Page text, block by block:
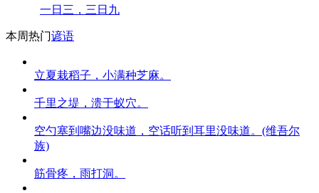
一日三，三日九
本周热门谚语
立夏栽稻子，小满种芝麻。
千里之堤，溃于蚁穴。
空勺塞到嘴边没味道，空话听到耳里没味道。(维吾尔
族)
筋骨疼，雨打洞。